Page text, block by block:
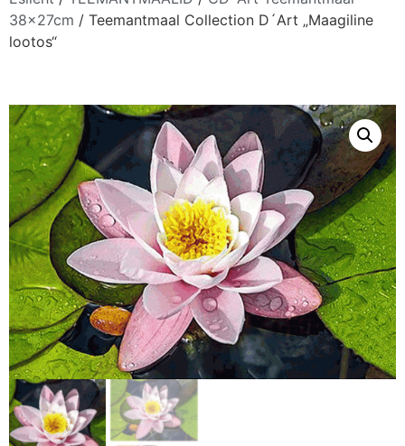
38x27cm / Teemantmaal Collection D´Art „Maagiline
lootos“